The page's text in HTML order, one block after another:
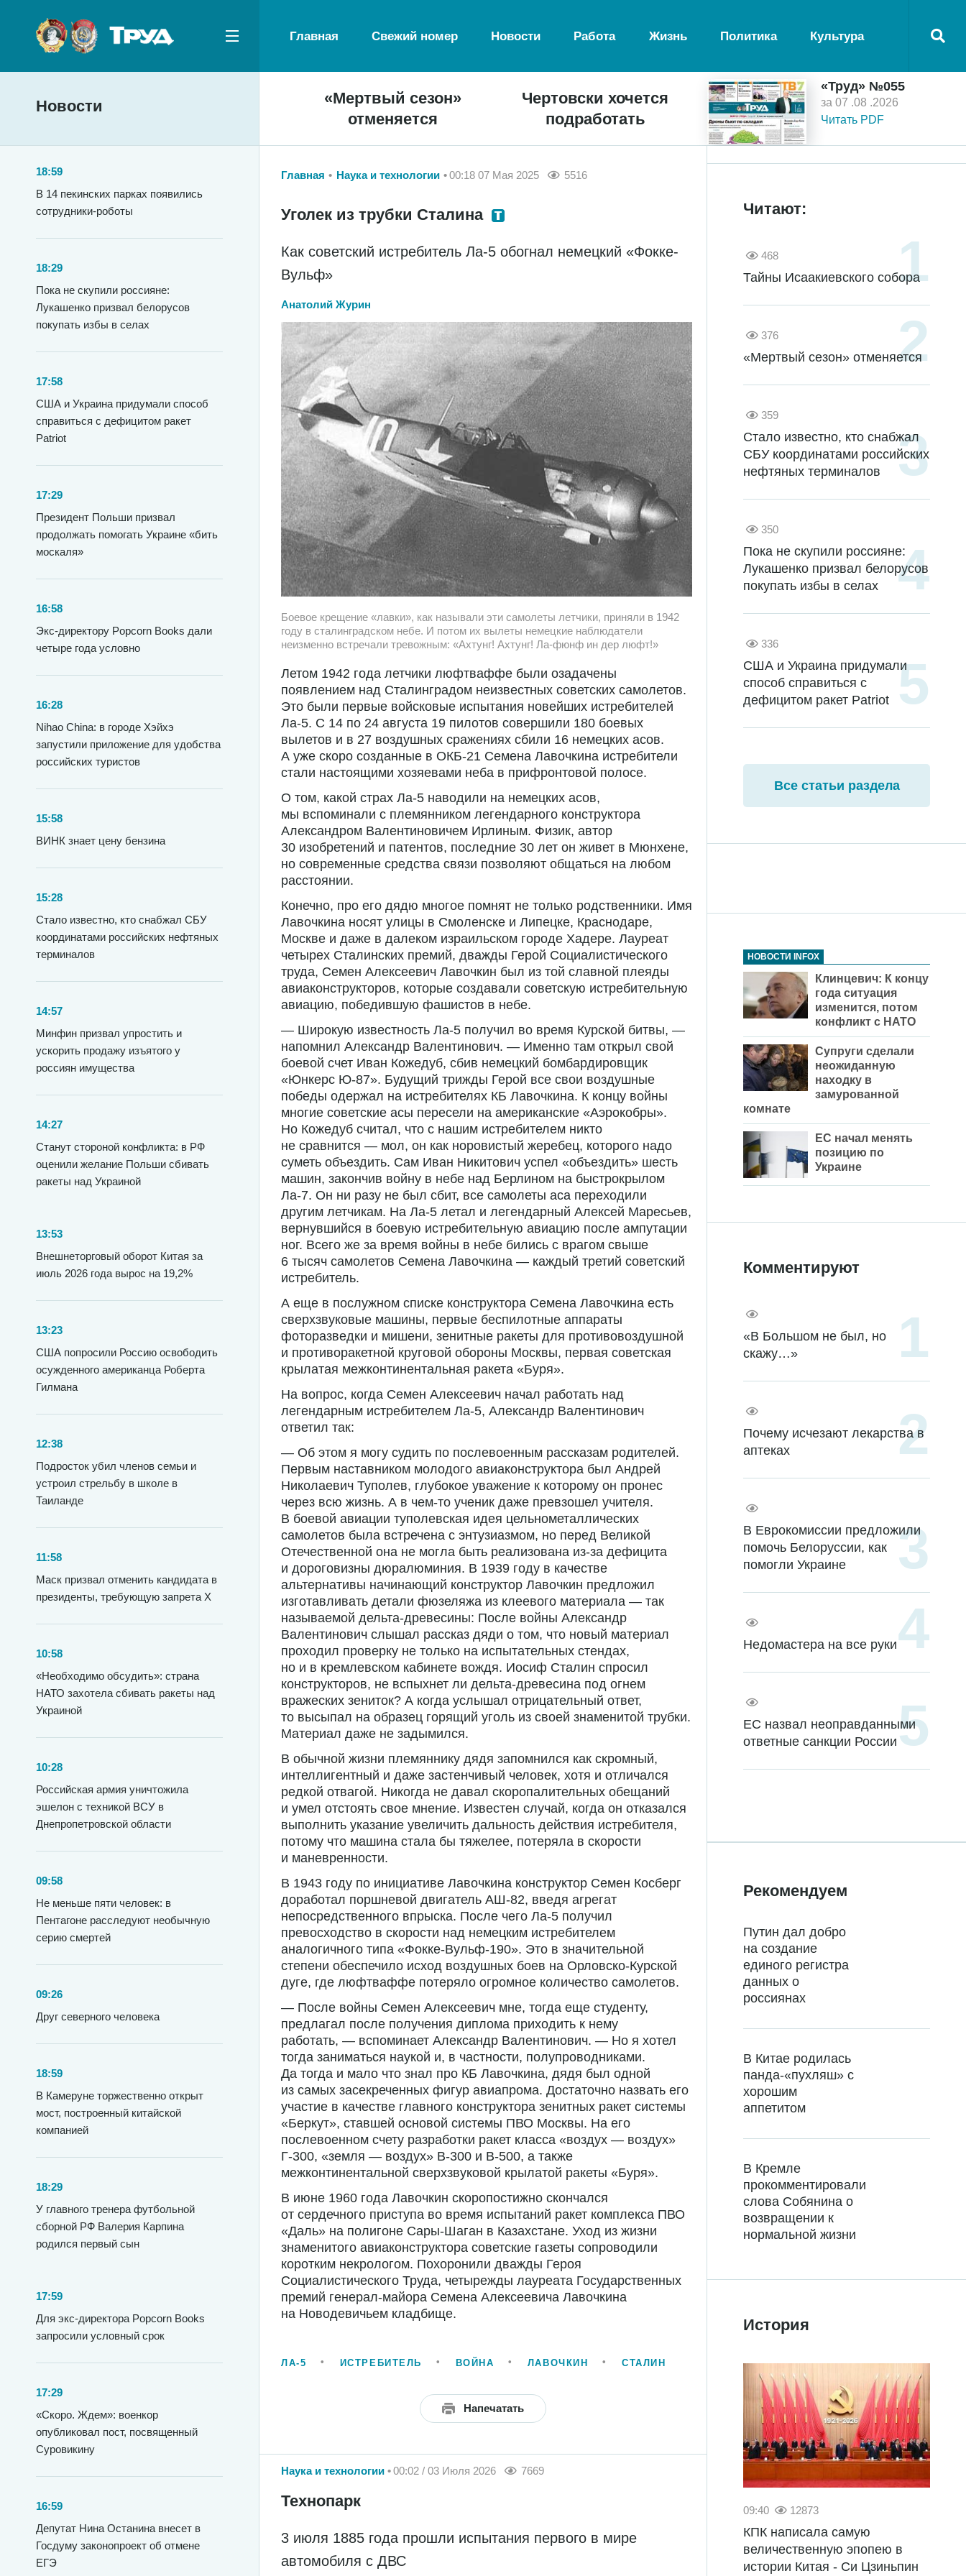
Главная Свежий номер Новости Работа Жизнь Политика Культура
Новости
«Мертвый сезон»
отменяется
Чертовски хочется
подработать
«Труд» №055
за 07 .08 .2026
Читать PDF
18:59
В 14 пекинских парках появились
сотрудники-роботы
18:29
Пока не скупили россияне:
Лукашенко призвал белорусов
покупать избы в селах
17:58
США и Украина придумали способ
справиться с дефицитом ракет
Patriot
17:29
Президент Польши призвал
продолжать помогать Украине «бить
москаля»
16:58
Экс-директору Popcorn Books дали
четыре года условно
16:28
Nihao China: в городе Хэйхэ
запустили приложение для удобства
российских туристов
15:58
ВИНК знает цену бензина
15:28
Стало известно, кто снабжал СБУ
координатами российских нефтяных
терминалов
14:57
Минфин призвал упростить и
ускорить продажу изъятого у
россиян имущества
14:27
Станут стороной конфликта: в РФ
оценили желание Польши сбивать
ракеты над Украиной
13:53
Внешнеторговый оборот Китая за
июль 2026 года вырос на 19,2%
13:23
США попросили Россию освободить
осужденного американца Роберта
Гилмана
12:38
Подросток убил членов семьи и
устроил стрельбу в школе в
Таиланде
11:58
Маск призвал отменить кандидата в
президенты, требующую запрета X
10:58
«Необходимо обсудить»: страна
НАТО захотела сбивать ракеты над
Украиной
10:28
Российская армия уничтожила
эшелон с техникой ВСУ в
Днепропетровской области
09:58
Не меньше пяти человек: в
Пентагоне расследуют необычную
серию смертей
09:26
Друг северного человека
18:59
В Камеруне торжественно открыт
мост, построенный китайской
компанией
18:29
У главного тренера футбольной
сборной РФ Валерия Карпина
родился первый сын
17:59
Для экс-директора Popcorn Books
запросили условный срок
17:29
«Скоро. Ждем»: военкор
опубликовал пост, посвященный
Суровикину
16:59
Депутат Нина Останина внесет в
Госдуму законопроект об отмене
ЕГЭ
Главная Наука и технологии 00:18 07 Мая 2025 5516
Уголек из трубки Сталина
Как советский истребитель Ла-5 обогнал немецкий «Фокке-
Вульф»
Анатолий Журин
Боевое крещение «лавки», как называли эти самолеты летчики, приняли в 1942
году в сталинградском небе. И потом их вылеты немецкие наблюдатели
неизменно встречали тревожным: «Ахтунг! Ахтунг! Ла-фюнф ин дер люфт!»
Летом 1942 года летчики люфтваффе были озадачены
появлением над Сталинградом неизвестных советских самолетов.
Это были первые войсковые испытания новейших истребителей
Ла-5. С 14 по 24 августа 19 пилотов совершили 180 боевых
вылетов и в 27 воздушных сражениях сбили 16 немецких асов.
А уже скоро созданные в ОКБ-21 Семена Лавочкина истребители
стали настоящими хозяевами неба в прифронтовой полосе.
О том, какой страх Ла-5 наводили на немецких асов,
мы вспоминали с племянником легендарного конструктора
Александром Валентиновичем Ирлиным. Физик, автор
30 изобретений и патентов, последние 30 лет он живет в Мюнхене,
но современные средства связи позволяют общаться на любом
расстоянии.
Конечно, про его дядю многое помнят не только родственники. Имя
Лавочкина носят улицы в Смоленске и Липецке, Краснодаре,
Москве и даже в далеком израильском городе Хадере. Лауреат
четырех Сталинских премий, дважды Герой Социалистического
труда, Семен Алексеевич Лавочкин был из той славной плеяды
авиаконструкторов, которые создавали советскую истребительную
авиацию, победившую фашистов в небе.
— Широкую известность Ла-5 получил во время Курской битвы, —
напомнил Александр Валентинович. — Именно там открыл свой
боевой счет Иван Кожедуб, сбив немецкий бомбардировщик
«Юнкерс Ю-87». Будущий трижды Герой все свои воздушные
победы одержал на истребителях КБ Лавочкина. К концу войны
многие советские асы пересели на американские «Аэрокобры».
Но Кожедуб считал, что с нашим истребителем никто
не сравнится — мол, он как норовистый жеребец, которого надо
суметь объездить. Сам Иван Никитович успел «объездить» шесть
машин, закончив войну в небе над Берлином на быстрокрылом
Ла-7. Он ни разу не был сбит, все самолеты аса переходили
другим летчикам. На Ла-5 летал и легендарный Алексей Маресьев,
вернувшийся в боевую истребительную авиацию после ампутации
ног. Всего же за время войны в небе бились с врагом свыше
6 тысяч самолетов Семена Лавочкина — каждый третий советский
истребитель.
А еще в послужном списке конструктора Семена Лавочкина есть
сверхзвуковые машины, первые беспилотные аппараты
фоторазведки и мишени, зенитные ракеты для противовоздушной
и противоракетной круговой обороны Москвы, первая советская
крылатая межконтинентальная ракета «Буря».
На вопрос, когда Семен Алексеевич начал работать над
легендарным истребителем Ла-5, Александр Валентинович
ответил так:
— Об этом я могу судить по послевоенным рассказам родителей.
Первым наставником молодого авиаконструктора был Андрей
Николаевич Туполев, глубокое уважение к которому он пронес
через всю жизнь. А в чем-то ученик даже превзошел учителя.
В боевой авиации туполевская идея цельнометаллических
самолетов была встречена с энтузиазмом, но перед Великой
Отечественной она не могла быть реализована из-за дефицита
и дороговизны дюралюминия. В 1939 году в качестве
альтернативы начинающий конструктор Лавочкин предложил
изготавливать детали фюзеляжа из клеевого материала — так
называемой дельта-древесины: После войны Александр
Валентинович слышал рассказ дяди о том, что новый материал
проходил проверку не только на испытательных стендах,
но и в кремлевском кабинете вождя. Иосиф Сталин спросил
конструкторов, не вспыхнет ли дельта-древесина под огнем
вражеских зениток? А когда услышал отрицательный ответ,
то высыпал на образец горящий уголь из своей знаменитой трубки.
Материал даже не задымился.
В обычной жизни племяннику дядя запомнился как скромный,
интеллигентный и даже застенчивый человек, хотя и отличался
редкой отвагой. Никогда не давал скоропалительных обещаний
и умел отстоять свое мнение. Известен случай, когда он отказался
выполнить указание увеличить дальность действия истребителя,
потому что машина стала бы тяжелее, потеряла в скорости
и маневренности.
В 1943 году по инициативе Лавочкина конструктор Семен Косберг
доработал поршневой двигатель АШ-82, введя агрегат
непосредственного впрыска. После чего Ла-5 получил
превосходство в скорости над немецким истребителем
аналогичного типа «Фокке-Вульф-190». Это в значительной
степени обеспечило исход воздушных боев на Орловско-Курской
дуге, где люфтваффе потеряло огромное количество самолетов.
— После войны Семен Алексеевич мне, тогда еще студенту,
предлагал после получения диплома приходить к нему
работать, — вспоминает Александр Валентинович. — Но я хотел
тогда заниматься наукой и, в частности, полупроводниками.
Да тогда и мало что знал про КБ Лавочкина, дядя был одной
из самых засекреченных фигур авиапрома. Достаточно назвать его
участие в качестве главного конструктора зенитных ракет системы
«Беркут», ставшей основой системы ПВО Москвы. На его
послевоенном счету разработки ракет класса «воздух — воздух»
Г-300, «земля — воздух» В-300 и В-500, а также
межконтинентальной сверхзвуковой крылатой ракеты «Буря».
В июне 1960 года Лавочкин скоропостижно скончался
от сердечного приступа во время испытаний ракет комплекса ПВО
«Даль» на полигоне Сары-Шаган в Казахстане. Уход из жизни
знаменитого авиаконструктора советские газеты сопроводили
коротким некрологом. Похоронили дважды Героя
Социалистического Труда, четырежды лауреата Государственных
премий генерал-майора Семена Алексеевича Лавочкина
на Новодевичьем кладбище.
ЛА-5 ИСТРЕБИТЕЛЬ ВОЙНА ЛАВОЧКИН СТАЛИН
Напечатать
Наука и технологии 00:02 / 03 Июля 2026 7669
Технопарк
3 июля 1885 года прошли испытания первого в мире
автомобиля с ДВС
Читают:
468
Тайны Исаакиевского собора
376
«Мертвый сезон» отменяется
359
Стало известно, кто снабжал
СБУ координатами российских
нефтяных терминалов
350
Пока не скупили россияне:
Лукашенко призвал белорусов
покупать избы в селах
336
США и Украина придумали
способ справиться с
дефицитом ракет Patriot
Все статьи раздела
НОВОСТИ INFOX
Клинцевич: К концу
года ситуация
изменится, потом
конфликт с НАТО
Супруги сделали
неожиданную
находку в
замурованной
комнате
ЕС начал менять
позицию по
Украине
Комментируют
«В Большом не был, но
скажу…»
Почему исчезают лекарства в
аптеках
В Еврокомиссии предложили
помочь Белоруссии, как
помогли Украине
Недомастера на все руки
ЕС назвал неоправданными
ответные санкции России
Рекомендуем
Путин дал добро
на создание
единого регистра
данных о
россиянах
В Китае родилась
панда-«пухляш» с
хорошим
аппетитом
В Кремле
прокомментировали
слова Собянина о
возвращении к
нормальной жизни
История
09:40 12873
КПК написала самую
величественную эпопею в
истории Китая - Си Цзиньпин